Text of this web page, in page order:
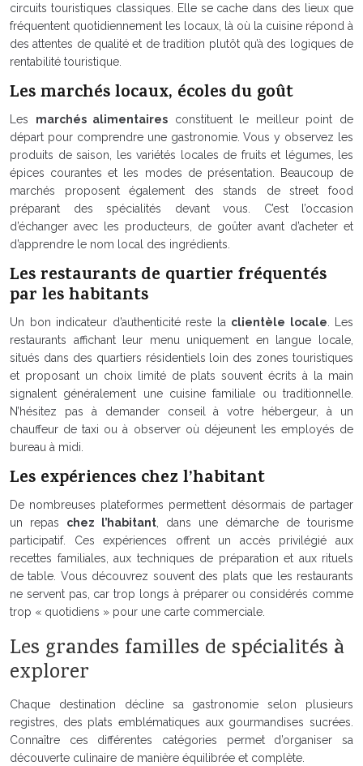
circuits touristiques classiques. Elle se cache dans des lieux que
fréquentent quotidiennement les locaux, là où la cuisine répond à
des attentes de qualité et de tradition plutôt qu’à des logiques de
rentabilité touristique.
Les marchés locaux, écoles du goût
Les marchés alimentaires constituent le meilleur point de
départ pour comprendre une gastronomie. Vous y observez les
produits de saison, les variétés locales de fruits et légumes, les
épices courantes et les modes de présentation. Beaucoup de
marchés proposent également des stands de street food
préparant des spécialités devant vous. C’est l’occasion
d’échanger avec les producteurs, de goûter avant d’acheter et
d’apprendre le nom local des ingrédients.
Les restaurants de quartier fréquentés
par les habitants
Un bon indicateur d’authenticité reste la clientèle locale . Les
restaurants affichant leur menu uniquement en langue locale,
situés dans des quartiers résidentiels loin des zones touristiques
et proposant un choix limité de plats souvent écrits à la main
signalent généralement une cuisine familiale ou traditionnelle.
N’hésitez pas à demander conseil à votre hébergeur, à un
chauffeur de taxi ou à observer où déjeunent les employés de
bureau à midi.
Les expériences chez l’habitant
De nombreuses plateformes permettent désormais de partager
un repas chez l’habitant , dans une démarche de tourisme
participatif. Ces expériences offrent un accès privilégié aux
recettes familiales, aux techniques de préparation et aux rituels
de table. Vous découvrez souvent des plats que les restaurants
ne servent pas, car trop longs à préparer ou considérés comme
trop « quotidiens » pour une carte commerciale.
Les grandes familles de spécialités à
explorer
Chaque destination décline sa gastronomie selon plusieurs
registres, des plats emblématiques aux gourmandises sucrées.
Connaître ces différentes catégories permet d’organiser sa
découverte culinaire de manière équilibrée et complète.